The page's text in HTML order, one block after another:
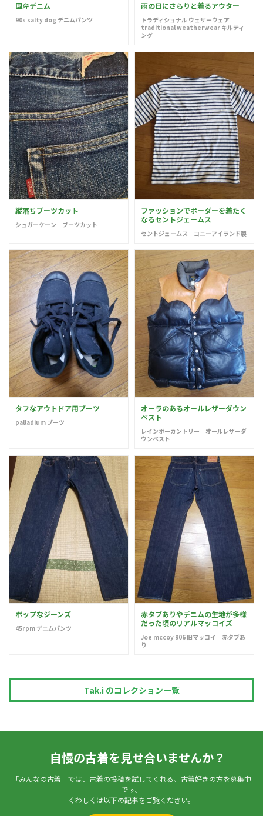
国産デニム
90s salty dog デニムパンツ
雨の日にさらりと着るアウター
トラディショナル ウェザーウェア
traditional weatherwear キルティ
ング
縦落ちブーツカット
シュガーケーン ブーツカット
ファッションでボーダーを着たく
なるセントジェームス
セントジェームス コニーアイランド製
タフなアウトドア用ブーツ
palladium ブーツ
オーラのあるオールレザーダウン
ベスト
レインボーカントリー オールレザーダ
ウンベスト
ポップなジーンズ
45rpm デニムパンツ
赤タブありやデニムの生地が多様
だった頃のリアルマッコイズ
Joe mccoy 906 旧マッコイ 赤タブあ
り
Tak.i のコレクション一覧
自慢の古着を見せ合いませんか？
「みんなの古着」では、古着の投稿を試してくれる、古着好きの方を募集中
です。
くわしくは以下の記事をご覧ください。